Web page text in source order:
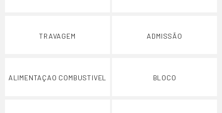
TRAVAGEM ADMISSÃO
ALIMENTAÇAO COMBUSTIVEL BLOCO